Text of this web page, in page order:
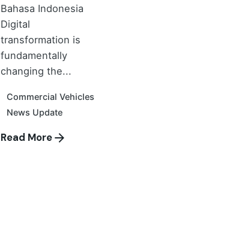
Bahasa Indonesia
Digital
transformation is
fundamentally
changing the...
Commercial Vehicles
News Update
Read More